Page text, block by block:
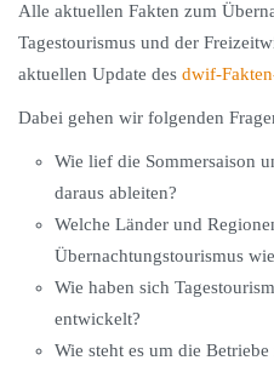
Alle aktuellen Fakten zum
Tagestourismus und der
aktuellen Update des dwif-
Dabei gehen wir folgenden
Wie lief die Sommersaison
daraus ableiten?
Welche Länder und
Übernachtungstourismus
Wie haben sich
entwickelt?
Wie steht es um die